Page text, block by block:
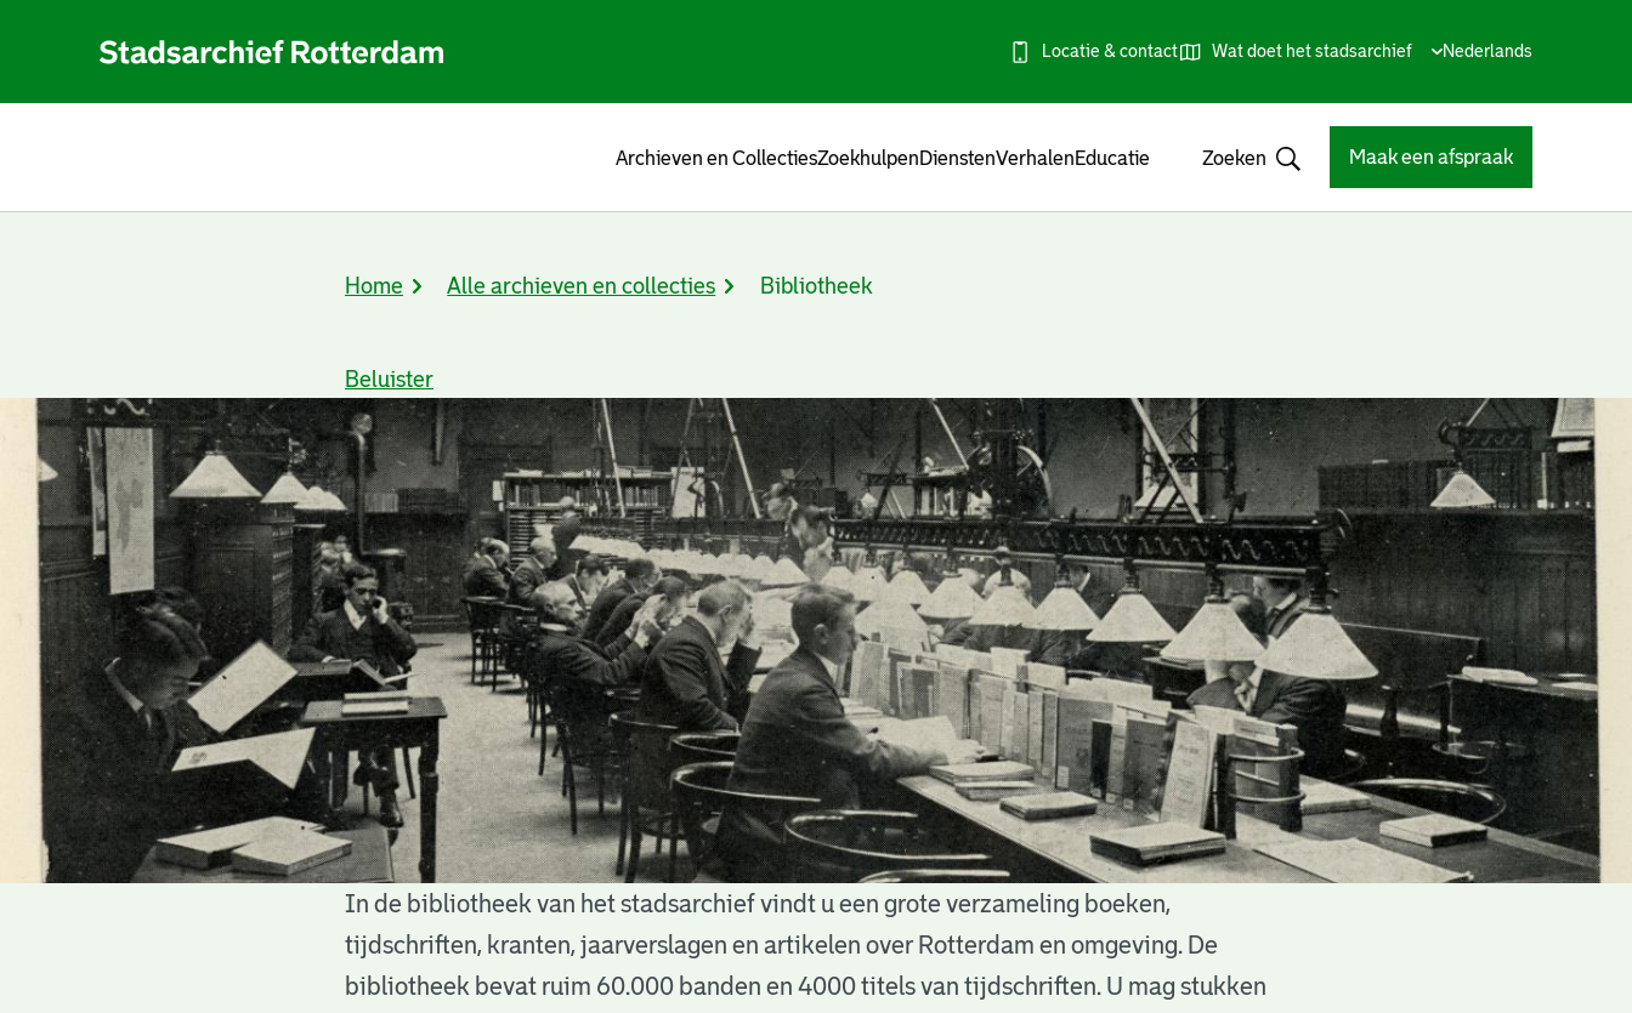
Locatie & contact Wat doet het stadsarchief
Huidige
Nederlands
Archieven en CollectiesZoekhulpenDienstenVerhalenEducatie Zoeken Maak een afspraak
Kruimelpad
Home Alle archieven en collecties Bibliotheek
Beluister
In de bibliotheek van het stadsarchief vindt u een grote verzameling boeken,
tijdschriften, kranten, jaarverslagen en artikelen over Rotterdam en omgeving. De
bibliotheek bevat ruim 60.000 banden en 4000 titels van tijdschriften. U mag stukken